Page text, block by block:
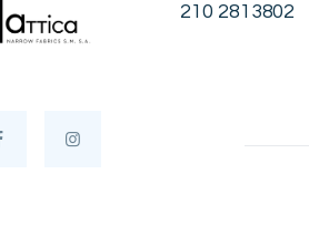
210 2813802